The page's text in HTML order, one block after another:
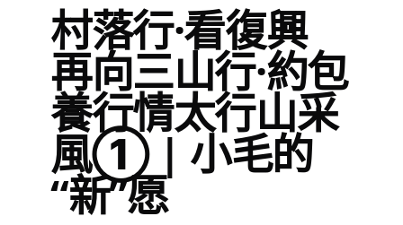
村落行·看復興
再向三山行·約包
養行情太行山采
風① | 小毛的
“新”愿